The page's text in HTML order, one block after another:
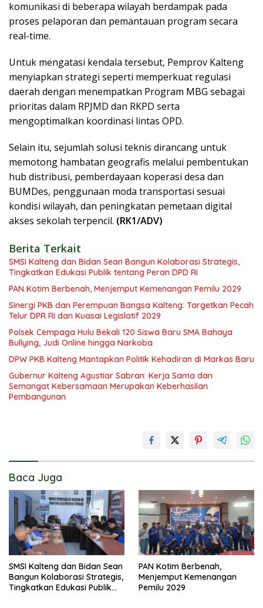
komunikasi di beberapa wilayah berdampak pada
proses pelaporan dan pemantauan program secara
real-time.
Untuk mengatasi kendala tersebut, Pemprov Kalteng
menyiapkan strategi seperti memperkuat regulasi
daerah dengan menempatkan Program MBG sebagai
prioritas dalam RPJMD dan RKPD serta
mengoptimalkan koordinasi lintas OPD.
Selain itu, sejumlah solusi teknis dirancang untuk
memotong hambatan geografis melalui pembentukan
hub distribusi, pemberdayaan koperasi desa dan
BUMDes, penggunaan moda transportasi sesuai
kondisi wilayah, dan peningkatan pemetaan digital
akses sekolah terpencil. (RK1/ADV)
Berita Terkait
SMSI Kalteng dan Bidan Sean Bangun Kolaborasi Strategis,
Tingkatkan Edukasi Publik tentang Peran DPD RI
PAN Kotim Berbenah, Menjemput Kemenangan Pemilu 2029
Sinergi PKB dan Perempuan Bangsa Kalteng: Targetkan Pecah
Telur DPR RI dan Kuasai Legislatif 2029
Polsek Cempaga Hulu Bekali 120 Siswa Baru SMA Bahaya
Bullying, Judi Online hingga Narkoba
DPW PKB Kalteng Mantapkan Politik Kehadiran di Markas Baru
Gubernur Kalteng Agustiar Sabran: Kerja Sama dan
Semangat Kebersamaan Merupakan Keberhasilan
Pembangunan
Baca Juga
SMSI Kalteng dan Bidan Sean
Bangun Kolaborasi Strategis,
Tingkatkan Edukasi Publik
PAN Kotim Berbenah,
Menjemput Kemenangan
Pemilu 2029